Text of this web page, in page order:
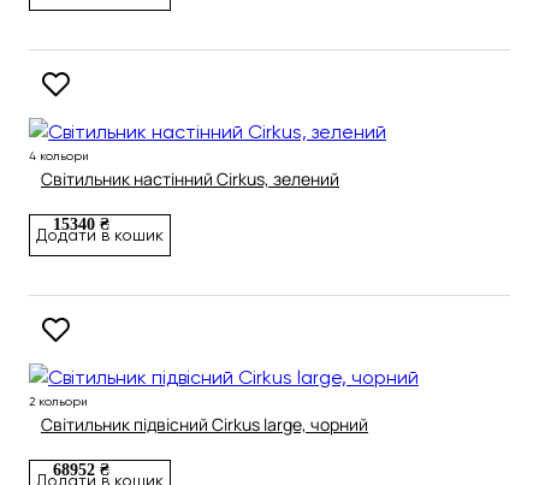
4 кольори
Світильник настінний Cirkus, зелений
15340 ₴
Додати в кошик
2 кольори
Світильник підвісний Cirkus large, чорний
68952 ₴
Додати в кошик